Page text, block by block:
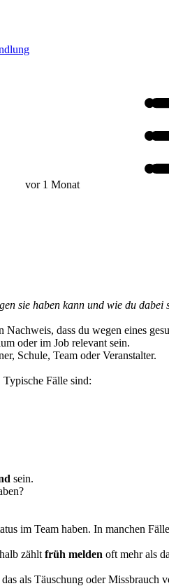
vor 1 Monat
sie haben kann und wie du
Nachweis, dass du wegen eines
oder im Job relevant sein.
Schule, Team oder Veranstalter.
Fälle sind:
sein.
im Team haben. In manchen
zählt früh melden oft mehr als
als Täuschung oder